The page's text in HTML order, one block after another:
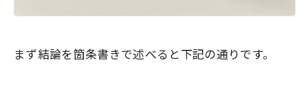
まず結論を箇条書きで述べると下記の通りです。